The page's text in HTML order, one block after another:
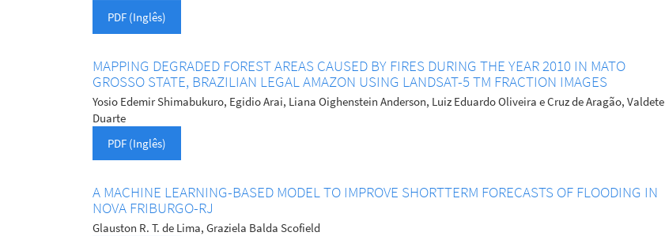
PDF (Inglês)
MAPPING DEGRADED FOREST AREAS CAUSED BY FIRES DURING THE YEAR 2010 IN MATO
GROSSO STATE, BRAZILIAN LEGAL AMAZON USING LANDSAT-5 TM FRACTION IMAGES
Yosio Edemir Shimabukuro, Egidio Arai, Liana Oighenstein Anderson, Luiz Eduardo Oliveira e Cruz de Aragão, Valdete
Duarte
PDF (Inglês)
A MACHINE LEARNING-BASED MODEL TO IMPROVE SHORTTERM FORECASTS OF FLOODING IN
NOVA FRIBURGO-RJ
Glauston R. T. de Lima, Graziela Balda Scofield